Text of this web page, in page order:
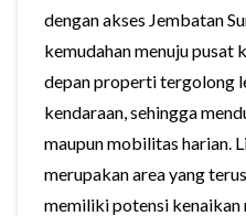
dengan akses Jembatan
kemudahan menuju pusat
depan properti tergolong
kendaraan, sehingga
maupun mobilitas harian.
merupakan area yang
memiliki potensi